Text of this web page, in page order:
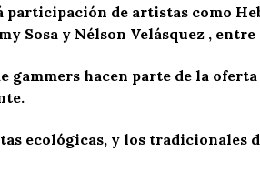
participación de artistas como
Sosa y Nélson Velásquez ,
gammers hacen parte de la oferta
ecológicas, y los tradicionales